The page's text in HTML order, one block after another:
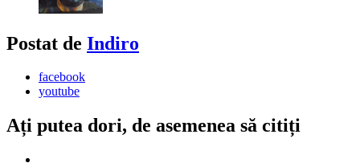
Postat de Indiro
facebook
youtube
Ați putea dori, de asemenea să citiți